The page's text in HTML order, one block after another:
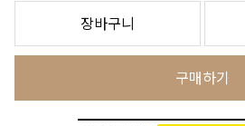
장바구니
구매하기